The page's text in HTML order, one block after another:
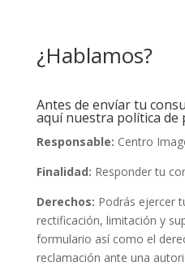
¿Hablamos?
Antes de envíar tu
aquí nuestra política de
Responsable: Centro
Finalidad: Responder tu
Derechos: Podrás ejercer
rectificación, limitación y
formulario así como el
reclamación ante una